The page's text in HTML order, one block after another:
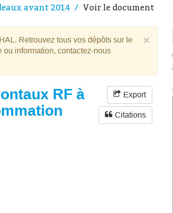
avant 2014 Voir le document
×
Retrouvez tous vos dépôts sur le
ou information, contactez-nous
RF à
Export
Citations